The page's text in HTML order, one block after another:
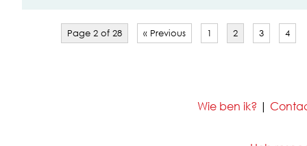
Page 2 of 28 « Previous 1 2 3 4
Wie ben ik? |